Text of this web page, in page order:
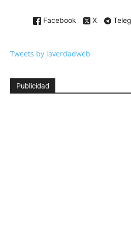
Facebook X
Tweets by laverdadweb
Publicidad